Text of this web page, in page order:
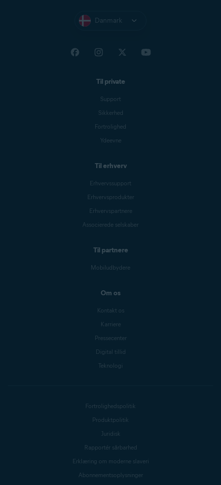
Danmark
Til private
Support
Sikkerhed
Fortrolighed
Ydeevne
Til erhverv
Erhvervssupport
Erhvervsprodukter
Erhvervspartnere
Associerede selskaber
Til partnere
Mobiludbydere
Om os
Kontakt os
Karriere
Pressecenter
Digital tillid
Teknologi
Fortrolighedspolitik
Produktpolitik
Juridisk
Rapportér sårbarhed
Erklæring om moderne slaveri
Abonnementsoplysninger